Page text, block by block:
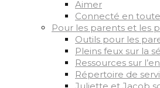
Aimer
Connecté en
Pour les parents et les
Outils pour les
Pleins feux sur la
Ressources sur
Répertoire de